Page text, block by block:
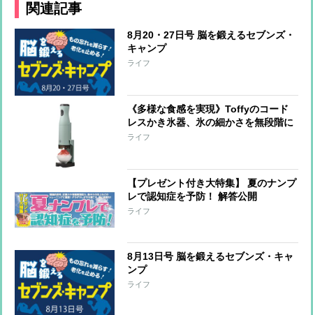
関連記事
8月20・27日号 脳を鍛えるセブンズ・
キャンプ
ライフ
《多様な食感を実現》Toffyのコード
レスかき氷器、氷の細かさを無段階に
調整可能 冷製パスタ、そうめん、サ
ライフ
【プレゼント付き大特集】 夏のナンプ
レで認知症を予防！ 解答公開
ライフ
8月13日号 脳を鍛えるセブンズ・キャ
ンプ
ライフ